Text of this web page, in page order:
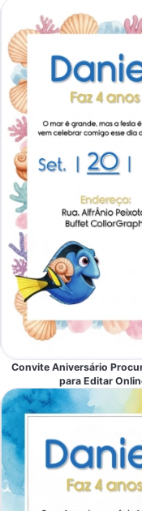
Convite Aniversário
para Editar